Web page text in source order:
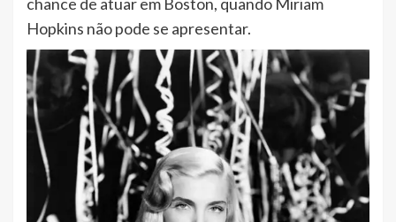
Hopkins não pode se apresentar.